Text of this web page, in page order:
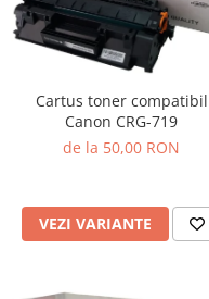
Cartus toner compatibil
Canon CRG-719
de la 50,00 RON
VEZI VARIANTE